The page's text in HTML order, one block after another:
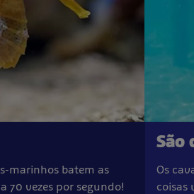
marinhos batem as
70 vezes por segundo!
São
Os
coisas